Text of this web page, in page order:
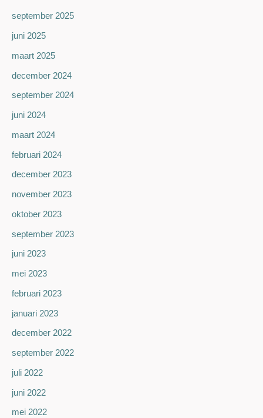
september 2025
juni 2025
maart 2025
december 2024
september 2024
juni 2024
maart 2024
februari 2024
december 2023
november 2023
oktober 2023
september 2023
juni 2023
mei 2023
februari 2023
januari 2023
december 2022
september 2022
juli 2022
juni 2022
mei 2022